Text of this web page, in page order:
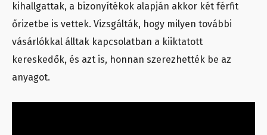
kihallgattak, a bizonyítékok alapján akkor két férfit
őrizetbe is vettek. Vizsgálták, hogy milyen további
vásárlókkal álltak kapcsolatban a kiiktatott
kereskedők, és azt is, honnan szerezhették be az
anyagot.